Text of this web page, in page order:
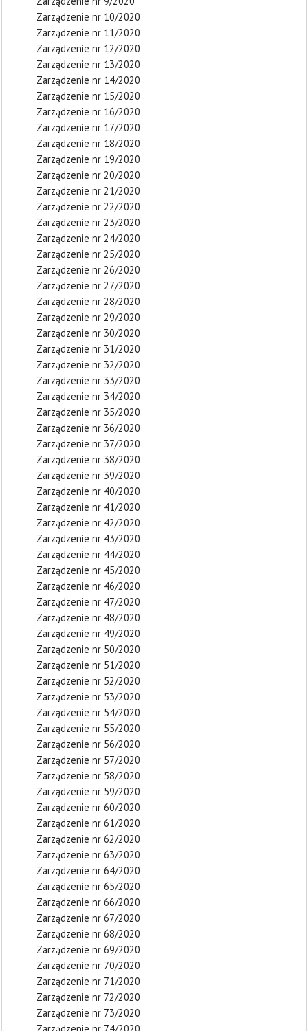
Zarządzenie nr 10/2020
Zarządzenie nr 11/2020
Zarządzenie nr 12/2020
Zarządzenie nr 13/2020
Zarządzenie nr 14/2020
Zarządzenie nr 15/2020
Zarządzenie nr 16/2020
Zarządzenie nr 17/2020
Zarządzenie nr 18/2020
Zarządzenie nr 19/2020
Zarządzenie nr 20/2020
Zarządzenie nr 21/2020
Zarządzenie nr 22/2020
Zarządzenie nr 23/2020
Zarządzenie nr 24/2020
Zarządzenie nr 25/2020
Zarządzenie nr 26/2020
Zarządzenie nr 27/2020
Zarządzenie nr 28/2020
Zarządzenie nr 29/2020
Zarządzenie nr 30/2020
Zarządzenie nr 31/2020
Zarządzenie nr 32/2020
Zarządzenie nr 33/2020
Zarządzenie nr 34/2020
Zarządzenie nr 35/2020
Zarządzenie nr 36/2020
Zarządzenie nr 37/2020
Zarządzenie nr 38/2020
Zarządzenie nr 39/2020
Zarządzenie nr 40/2020
Zarządzenie nr 41/2020
Zarządzenie nr 42/2020
Zarządzenie nr 43/2020
Zarządzenie nr 44/2020
Zarządzenie nr 45/2020
Zarządzenie nr 46/2020
Zarządzenie nr 47/2020
Zarządzenie nr 48/2020
Zarządzenie nr 49/2020
Zarządzenie nr 50/2020
Zarządzenie nr 51/2020
Zarządzenie nr 52/2020
Zarządzenie nr 53/2020
Zarządzenie nr 54/2020
Zarządzenie nr 55/2020
Zarządzenie nr 56/2020
Zarządzenie nr 57/2020
Zarządzenie nr 58/2020
Zarządzenie nr 59/2020
Zarządzenie nr 60/2020
Zarządzenie nr 61/2020
Zarządzenie nr 62/2020
Zarządzenie nr 63/2020
Zarządzenie nr 64/2020
Zarządzenie nr 65/2020
Zarządzenie nr 66/2020
Zarządzenie nr 67/2020
Zarządzenie nr 68/2020
Zarządzenie nr 69/2020
Zarządzenie nr 70/2020
Zarządzenie nr 71/2020
Zarządzenie nr 72/2020
Zarządzenie nr 73/2020